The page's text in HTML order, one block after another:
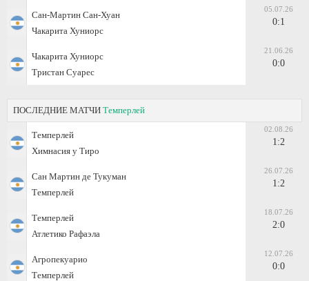
Сан-Мартин Сан-Хуан
Чакарита Хуниорс
05.07.26
0:1
Чакарита Хуниорс
Тристан Суарес
21.06.26
0:0
ПОСЛЕДНИЕ МАТЧИ Темперлей
Темперлей
Химнасия у Тиро
02.08.26
1:2
Сан Мартин де Тукуман
Темперлей
26.07.26
1:2
Темперлей
Атлетико Рафаэла
18.07.26
2:0
Агропекуарио
Темперлей
12.07.26
0:0